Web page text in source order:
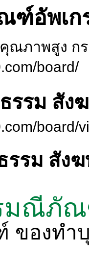
ฑ์อัพเ
ณภาพสูง ก
board/
รรม สั
board/
รรม สัง
มณีภั
ของทำ